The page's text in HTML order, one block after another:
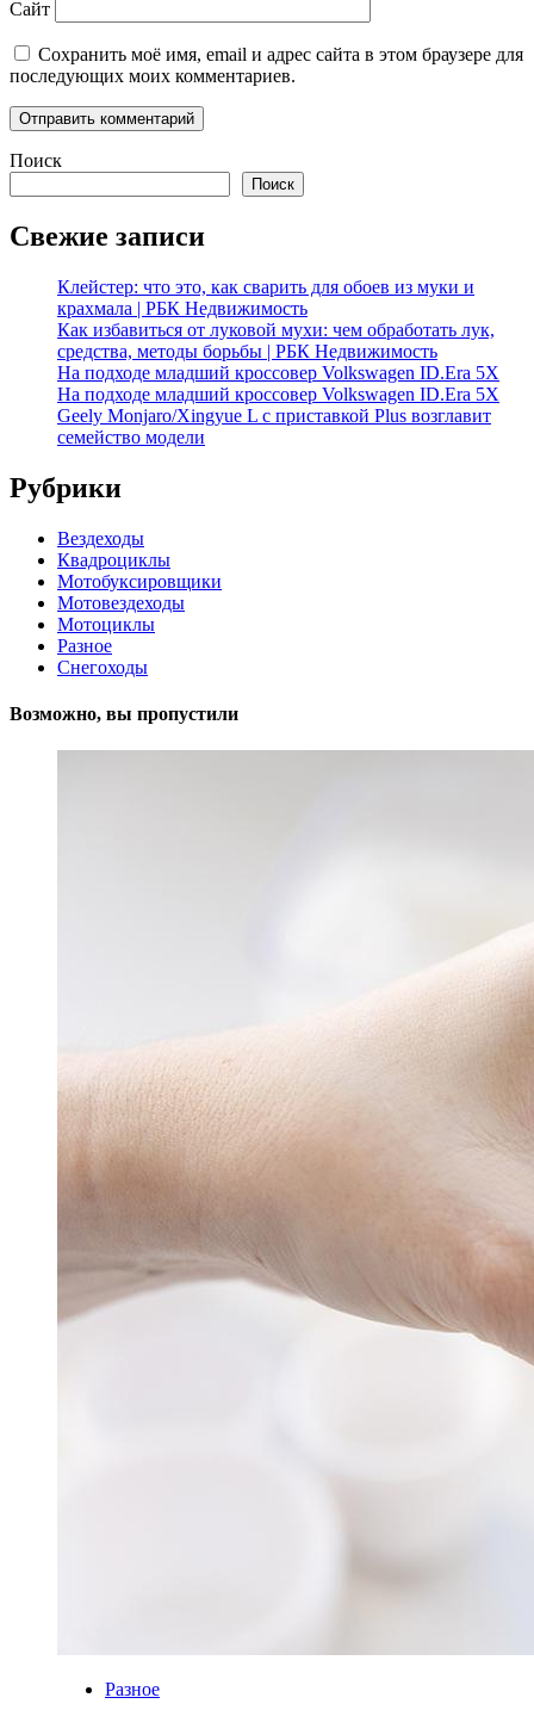
Сайт
Сохранить моё имя, email и адрес сайта в этом браузере для
последующих моих комментариев.
Поиск
Поиск
Свежие записи
Клейстер: что это, как сварить для обоев из муки и
крахмала | РБК Недвижимость
Как избавиться от луковой мухи: чем обработать лук,
средства, методы борьбы | РБК Недвижимость
На подходе младший кроссовер Volkswagen ID.Era 5X
На подходе младший кроссовер Volkswagen ID.Era 5X
Geely Monjaro/Xingyue L с приставкой Plus возглавит
семейство модели
Рубрики
Вездеходы
Квадроциклы
Мотобуксировщики
Мотовездеходы
Мотоциклы
Разное
Снегоходы
Возможно, вы пропустили
Разное